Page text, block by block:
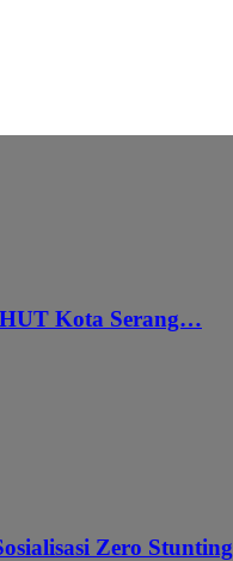
Kota Serang…
Zero Stunting